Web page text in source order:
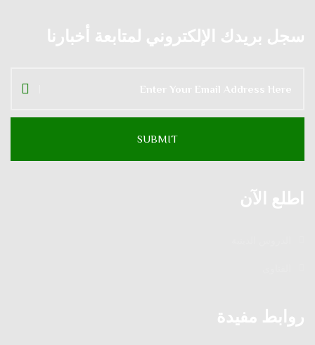
سجل بريدك الإلكتروني لمتابعة أخبارنا
اطلع الآن
روابط مفيدة